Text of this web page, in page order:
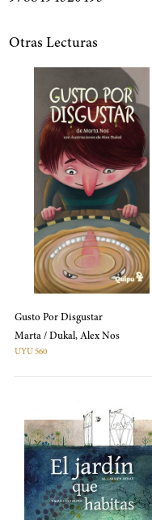
Otras Lecturas
Gusto Por Disgustar
Marta / Dukal, Alex Nos
UYU 560